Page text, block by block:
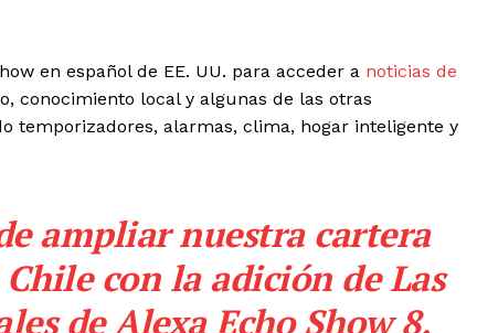
en español de EE. UU. para acceder a noticias de
conocimiento local y algunas de las otras
temporizadores, alarmas, clima, hogar inteligente y
ampliar nuestra cartera
con la adición de Las
de Alexa Echo Show 8,